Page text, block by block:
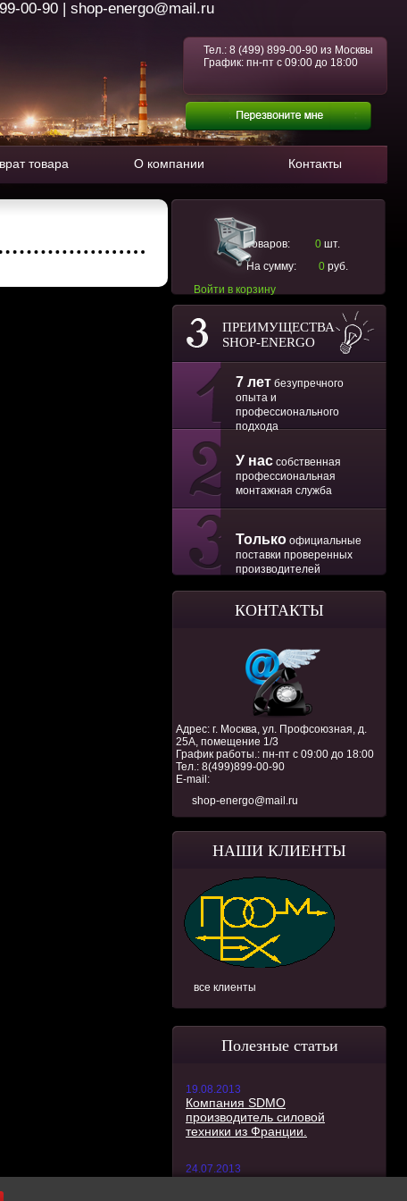
00-90 | shop-energo@mail.ru
Тел.: 8 (499) 899-00-90 из Москвы
График: пн-пт с 09:00 до 18:00
товара О компании Контакты
Товаров: 0 шт.
На сумму:
0 руб.
Войти в корзину
ПРЕИМУЩЕСТВА
SHOP-ENERGO
7 лет безупречного
опыта и
профессионального
подхода
У нас собственная
профессиональная
монтажная служба
Только официальные
поставки проверенных
производителей
КОНТАКТЫ
Адрес: г. Москва, ул. Профсоюзная, д.
25А, помещение 1/3
График работы.: пн-пт с 09:00 до 18:00
Тел.: 8(499)899-00-90
E-mail:
shop-energo@mail.ru
НАШИ КЛИЕНТЫ
все клиенты
Полезные статьи
19.08.2013
Компания SDMO
производитель силовой
техники из Франции.
24.07.2013